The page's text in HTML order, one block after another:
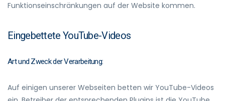
Funktionseinschränkungen auf der Website kommen.
Eingebettete YouTube-Videos
Art und Zweck der Verarbeitung:
Auf einigen unserer Webseiten betten wir YouTube-Videos